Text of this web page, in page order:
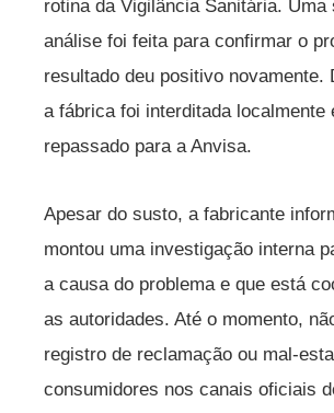
rotina da Vigilância Sanitária. Uma
análise foi feita para confirmar o
resultado deu positivo novamente.
a fábrica foi interditada localmente
repassado para a Anvisa.
Apesar do susto, a fabricante
montou uma investigação interna
a causa do problema e que está
as autoridades. Até o momento,
registro de reclamação ou mal-
consumidores nos canais oficiais